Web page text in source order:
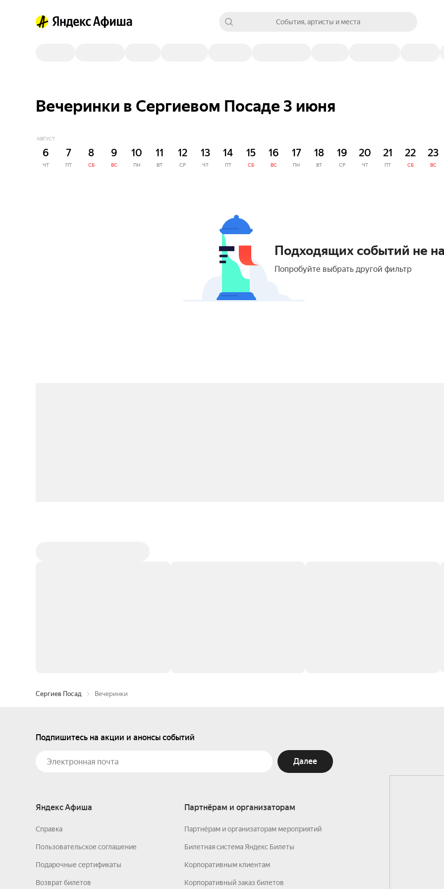
События, артисты и места
Вечеринки в Сергиевом Посаде 3 июня
АВГУСТ
6
ЧТ
7
ПТ
8
СБ
9
ВС
10
ПН
11
ВТ
12
СР
13
ЧТ
14
ПТ
15
СБ
16
ВС
17
ПН
18
ВТ
19
СР
20
ЧТ
21
ПТ
22
СБ
23
ВС
Подходящих событий не
Попробуйте выбрать другой фильтр
Сергиев Посад Вечеринки
Подпишитесь на акции и анонсы событий
Далее
Яндекс Афиша
Справка
Пользовательское соглашение
Подарочные сертификаты
Возврат билетов
Партнёрам и организаторам
Партнёрам и организаторам мероприятий
Билетная система Яндекс Билеты
Корпоративным клиентам
Корпоративный заказ билетов